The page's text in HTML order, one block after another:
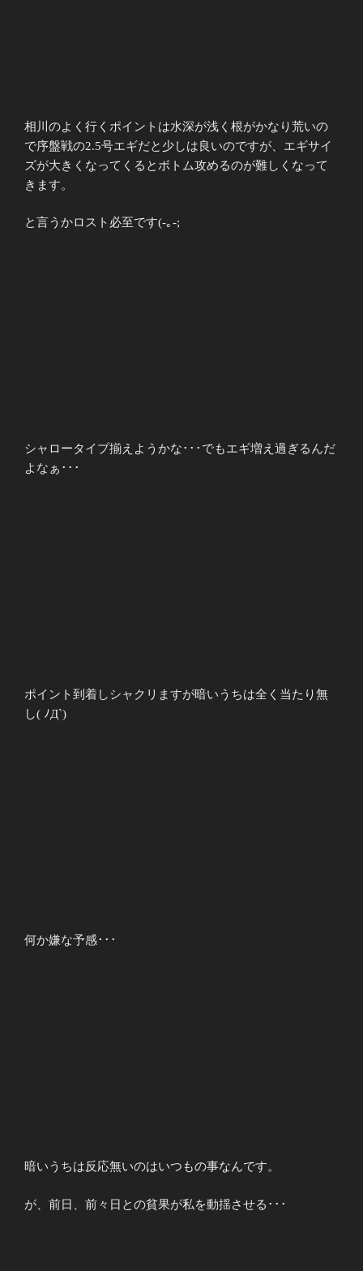
相川のよく行くポイントは水深が浅く根がかなり荒いの
で序盤戦の2.5号エギだと少しは良いのですが、 エギサイ
ズが大きくなってくるとボトム攻めるのが難しくなって
き ます。
と言うかロスト必至です(-｡-;
シャロータイプ揃えようかな･･･でもエギ増え過ぎるんだ
よなぁ･･ ･
ポイント到着しシャクリますが暗いうちは全く当たり無
し( ﾉД`)
何か嫌な予感･･･
暗いうちは反応無いのはいつもの事なんです。
が、前日、前々日との貧果が私を動揺させる･･･